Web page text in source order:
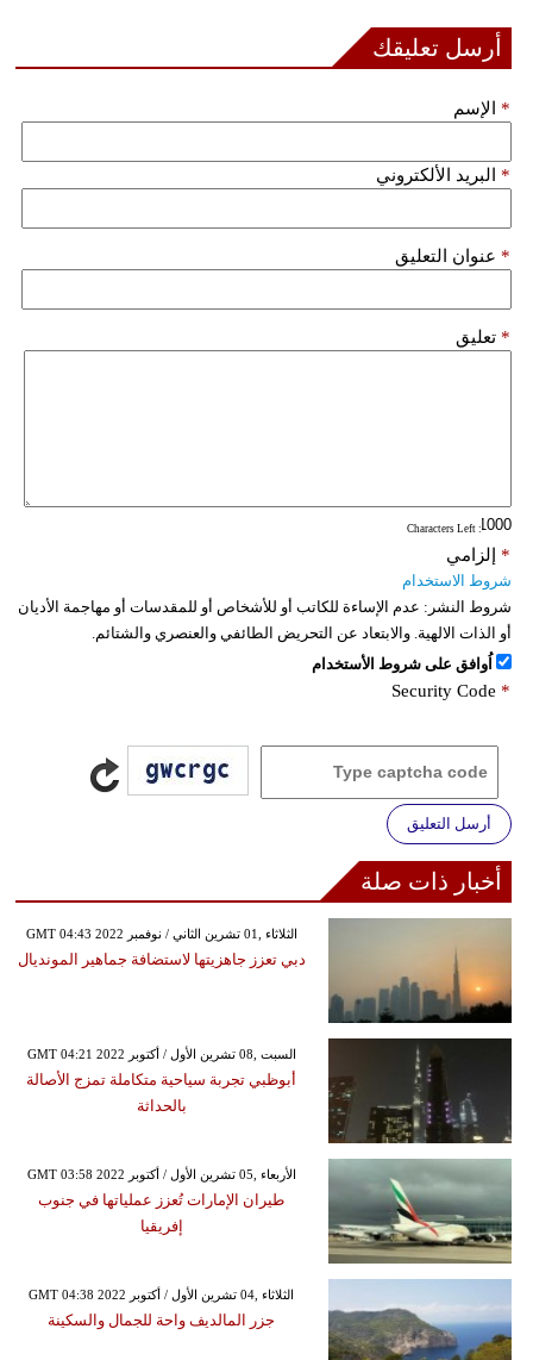
أرسل تعليقك
الإسم *
البريد الألكتروني *
عنوان التعليق *
تعليق *
: Characters Left
إلزامي *
شروط الاستخدام
شروط النشر: عدم الإساءة للكاتب أو للأشخاص أو للمقدسات أو مهاجمة الأديان
أو الذات الالهية. والابتعاد عن التحريض الطائفي والعنصري والشتائم.
اُوافق على شروط الأستخدام
Security Code *
أرسل التعليق
أخبار ذات صلة
GMT 04:43 2022 الثلاثاء ,01 تشرين الثاني / نوفمبر
دبي تعزز جاهزيتها لاستضافة جماهير المونديال
GMT 04:21 2022 السبت ,08 تشرين الأول / أكتوبر
أبوظبي تجربة سياحية متكاملة تمزج الأصالة
بالحداثة
GMT 03:58 2022 الأربعاء ,05 تشرين الأول / أكتوبر
طيران الإمارات تُعزز عملياتها في جنوب
إفريقيا
GMT 04:38 2022 الثلاثاء ,04 تشرين الأول / أكتوبر
جزر المالديف واحة للجمال والسكينة